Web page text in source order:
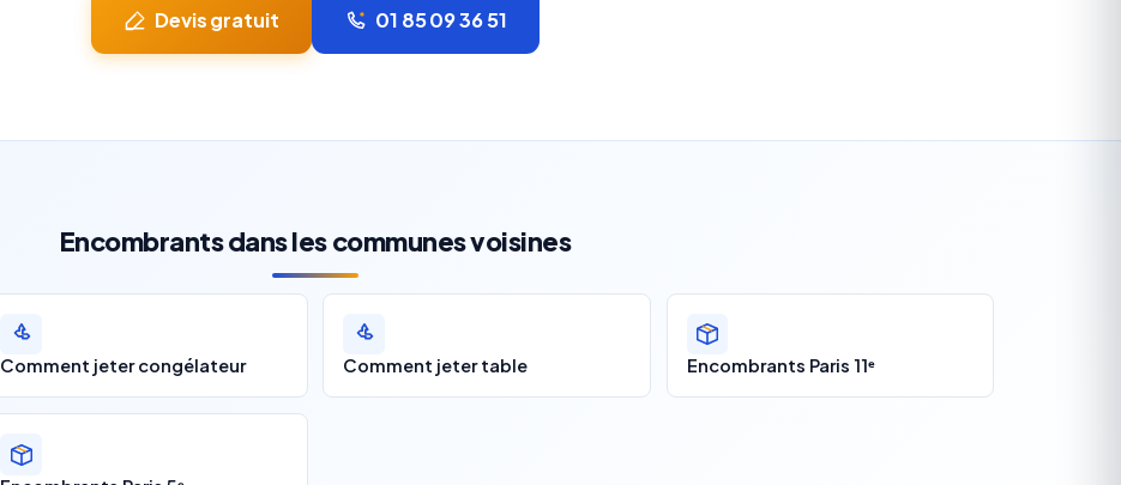
Devis gratuit 01 85 09 36 51
Encombrants dans les communes voisines
Comment jeter congélateur Comment jeter table Encombrants Paris 11ᵉ